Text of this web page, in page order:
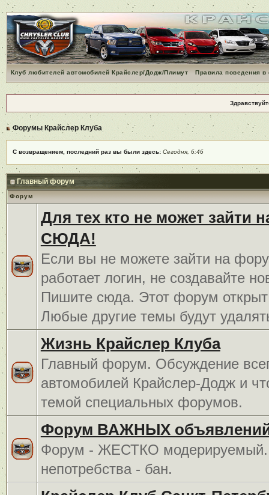
Клуб любителей автомобилей Крайслер/Додж/Плимут Правила поведения
Форумы Крайслер Клуба
С возвращением, последний раз вы были здесь: Сегодня, 6:46
Главный форум
Форум
Для тех кто не может зайти
СЮДА!
Если вы не можете зайти на
работает логин, не создавайте
Пишите сюда. Этот форум открыт
Любые другие темы будут
Жизнь Крайслер Клуба
Главный форум. Обсуждение
автомобилей Крайслер-Додж и
темой специальных форумов.
Форум ВАЖНЫХ
Форум - ЖЕСТКО
непотребства - бан.